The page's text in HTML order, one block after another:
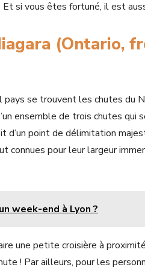
Et si vous êtes fortuné, il est
(Ontario,
pays se trouvent les chutes du
ensemble de trois chutes
d’un point de délimitation
connues pour leur largeur
week-end à Lyon ?
une petite croisière à
! Par ailleurs, pour les